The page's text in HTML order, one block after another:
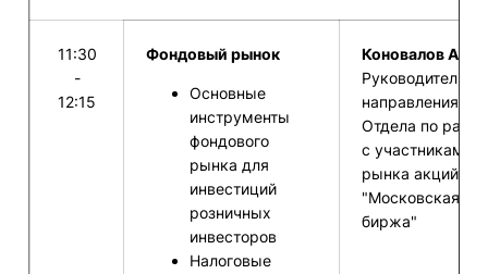
11:30
-
12:15
Фондовый рынок
Основные
инструменты
фондового
рынка для
инвестиций
розничных
инвесторов
Налоговые
Коновалов А.С.
Руководитель
направления
Отдела по
с участниками
рынка акций
"Московская
биржа"